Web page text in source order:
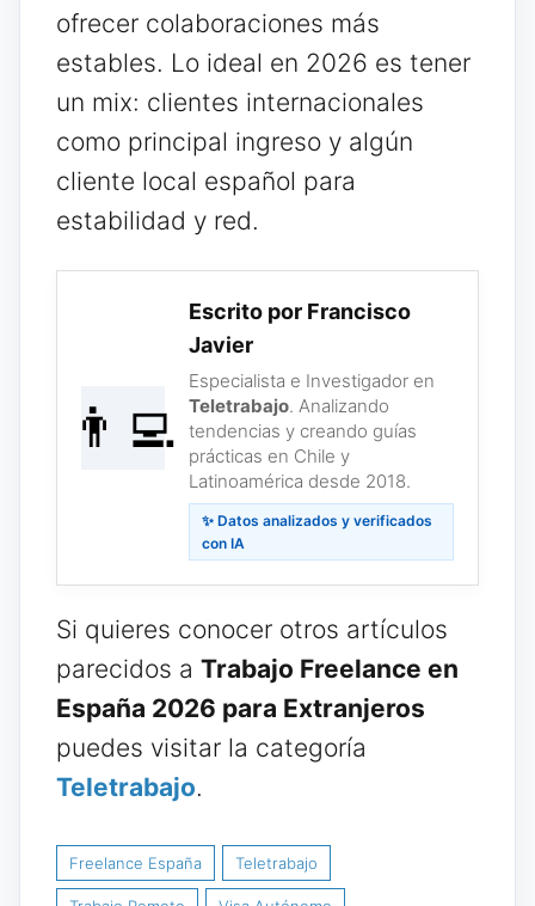
ofrecer colaboraciones más
estables. Lo ideal en 2026 es tener
un mix: clientes internacionales
como principal ingreso y algún
cliente local español para
estabilidad y red.
👨‍💻
Escrito por Francisco
Javier
Especialista e Investigador en
Teletrabajo. Analizando
tendencias y creando guías
prácticas en Chile y
Latinoamérica desde 2018.
✨ Datos analizados y verificados
con IA
Si quieres conocer otros artículos
parecidos a Trabajo Freelance en
España 2026 para Extranjeros
puedes visitar la categoría
Teletrabajo.
Freelance España Teletrabajo